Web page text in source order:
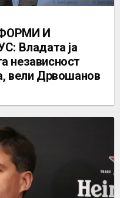
И
Владата ја
независност
вели Дрвошанов